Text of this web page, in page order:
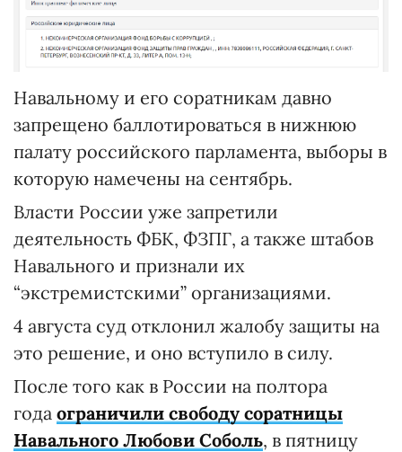
Навальному и его соратникам давно
запрещено баллотироваться в нижнюю
палату российского парламента, выборы в
которую намечены на сентябрь.
Власти России уже запретили
деятельность ФБК, ФЗПГ, а также штабов
Навального и признали их
“экстремистскими” организациями.
4 августа суд отклонил жалобу защиты на
это решение, и оно вступило в силу.
После того как в России на полтора
года ограничили свободу соратницы
Навального Любови Соболь, в пятницу